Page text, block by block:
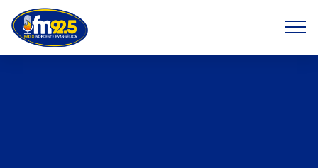
Previous Next